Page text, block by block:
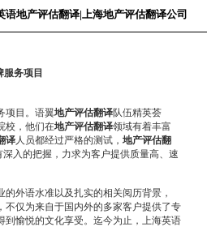
地产评估翻译|上海地产评估翻译公司
务项目
项目。语翼地产评估翻译队伍精英荟
校，他们在地产评估翻译领域有着丰富
译人员都经过严格的测试， 地产评估翻
入的把握，力求为客户提供质量高、速
的外语水准以及扎实的相关阅历背景，
不仅为来自于国内外的多家客户提供了专
到愉悦的文化享受。迄今为止，上海英语